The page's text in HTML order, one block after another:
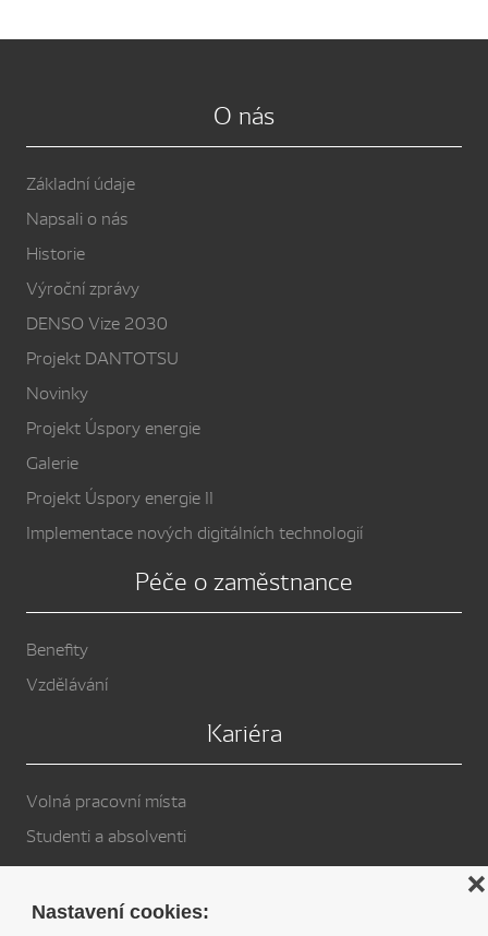
Nastavení cookies:
❌
O nás
Základní údaje
Napsali o nás
Historie
Výroční zprávy
DENSO Vize 2030
Projekt DANTOTSU
Novinky
Projekt Úspory energie
Galerie
Projekt Úspory energie II
Implementace nových digitálních technologií
Péče o zaměstnance
Benefity
Vzdělávání
Kariéra
Volná pracovní místa
Studenti a absolventi